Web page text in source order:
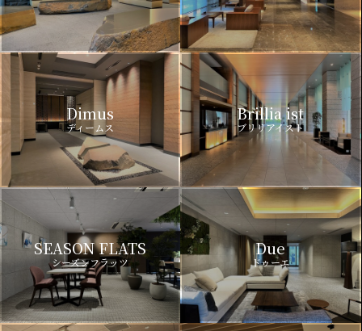
Dimus
ディームス
Brillia ist
ブリリアイスト
SEASON FLATS
シーズンフラッツ
Due
ドゥーエ